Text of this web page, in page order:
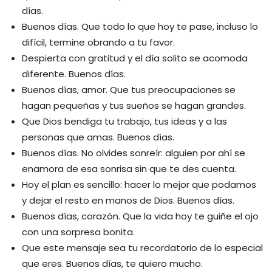
días.
Buenos días. Que todo lo que hoy te pase, incluso lo
difícil, termine obrando a tu favor.
Despierta con gratitud y el día solito se acomoda
diferente. Buenos días.
Buenos días, amor. Que tus preocupaciones se
hagan pequeñas y tus sueños se hagan grandes.
Que Dios bendiga tu trabajo, tus ideas y a las
personas que amas. Buenos días.
Buenos días. No olvides sonreír: alguien por ahí se
enamora de esa sonrisa sin que te des cuenta.
Hoy el plan es sencillo: hacer lo mejor que podamos
y dejar el resto en manos de Dios. Buenos días.
Buenos días, corazón. Que la vida hoy te guiñe el ojo
con una sorpresa bonita.
Que este mensaje sea tu recordatorio de lo especial
que eres. Buenos días, te quiero mucho.